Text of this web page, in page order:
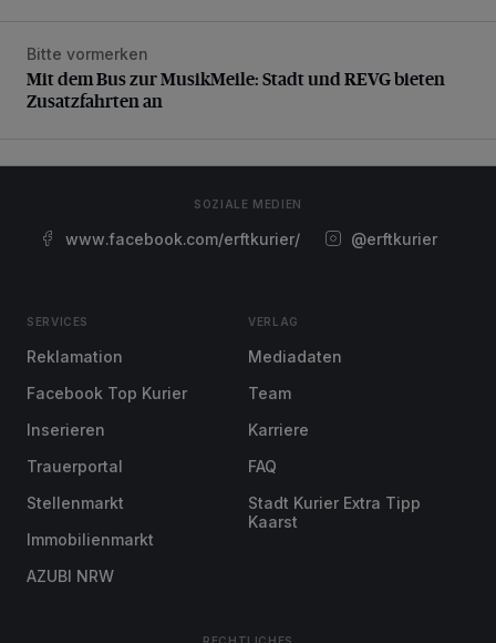
Mit dem Bus zur MusikMeile: Stadt und REVG bieten
Bitte vormerken
Mit dem Bus zur MusikMeile: Stadt und REVG bieten
Zusatzfahrten an
SOZIALE MEDIEN
www.facebook.com/erftkurier/ @erftkurier
SERVICES
Reklamation
Facebook Top Kurier
Inserieren
Trauerportal
Stellenmarkt
Immobilienmarkt
AZUBI NRW
VERLAG
Mediadaten
Team
Karriere
FAQ
Stadt Kurier Extra Tipp
Kaarst